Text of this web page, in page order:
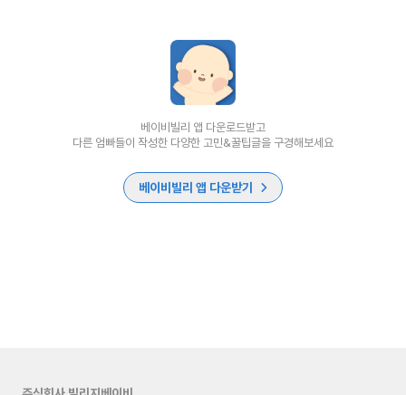
베이비빌리 앱 다운로드받고
다른 엄빠들이 작성한 다양한 고민&꿀팁글을 구경해보세요
베이비빌리 앱 다운받기